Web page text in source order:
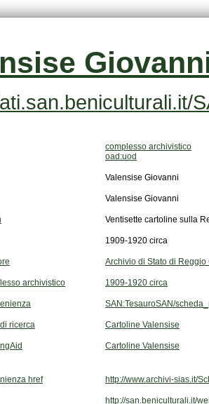
complesso archivistico
oad:uod
Valensise Giovanni
Valensise Giovanni
Ventisette cartoline sulla
1909-1920 circa
Archivio di Stato di Reggio
archivistico 1909-1920 circa
SAN:TesauroSAN/
ricerca Cartoline Valensise
Cartoline Valensise
href
http://www.archivi-sias.it/